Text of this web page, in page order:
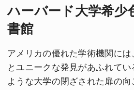
ハーバード大学希少
書館
アメリカの優れた学術機関に
とユニークな発見があふれて
ような大学の閉ざされた扉の